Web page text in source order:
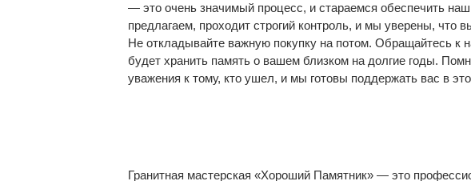
— это очень значимый процесс, и стараемся обеспечить
предлагаем, проходит строгий контроль, и мы уверены, что
Не откладывайте важную покупку на потом. Обращайтесь к
будет хранить память о вашем близком на долгие годы.
уважения к тому, кто ушел, и мы готовы поддержать вас в
Гранитная мастерская «Хороший Памятник» — это